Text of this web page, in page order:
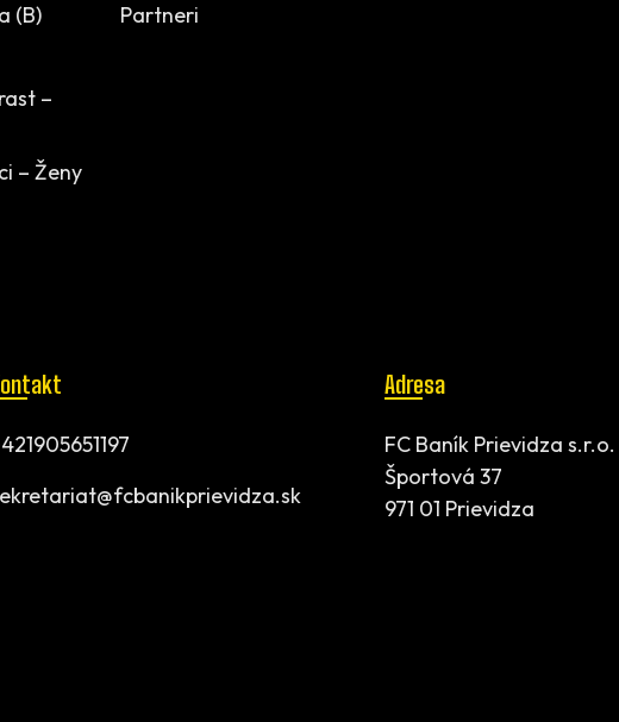
(B)
–
– Ženy
Partneri
Adresa
FC Baník Prievidza s.r.o.
Športová 37
971 01 Prievidza